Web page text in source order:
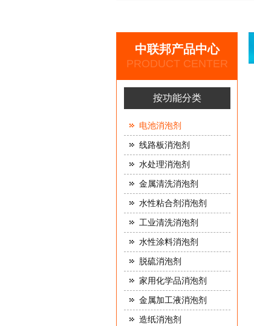
中联邦产品中心
PRODUCT CENTER
按功能分类
电池消泡剂
线路板消泡剂
水处理消泡剂
金属清洗消泡剂
水性粘合剂消泡剂
工业清洗消泡剂
水性涂料消泡剂
脱硫消泡剂
家用化学品消泡剂
金属加工液消泡剂
造纸消泡剂